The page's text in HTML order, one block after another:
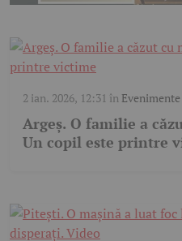
2 ian. 2026, 12:31 în
Argeș. O familie a
Un copil este printre